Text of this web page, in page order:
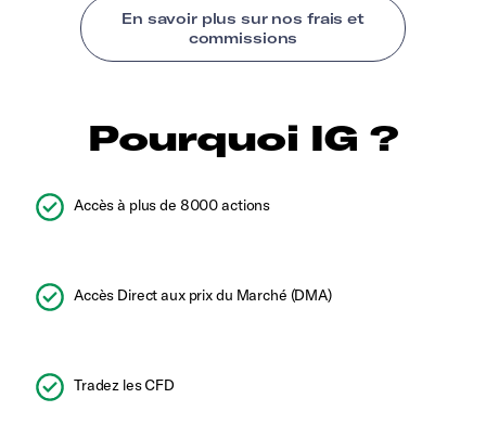
Pourquoi IG ?
Accès à plus de 8000 actions
Accès Direct aux prix du Marché (DMA)
Tradez les CFD